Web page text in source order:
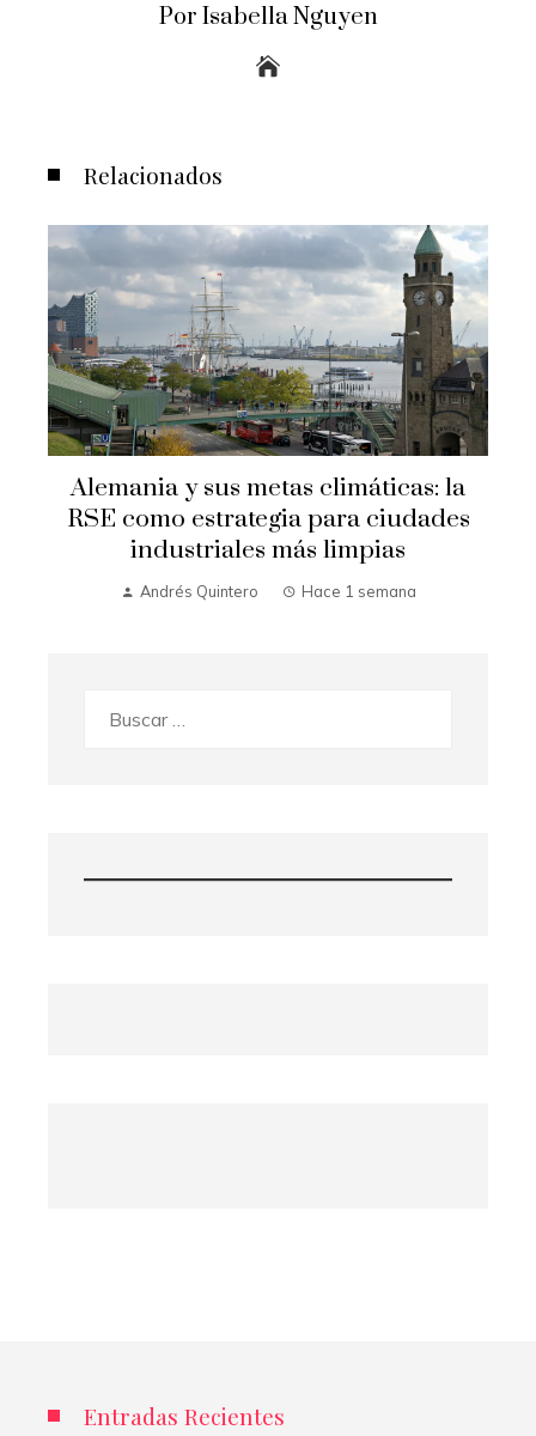
Por Isabella Nguyen
Relacionados
Alemania y sus metas climáticas: la
RSE como estrategia para ciudades
industriales más limpias
Andrés Quintero Hace 1 semana
Entradas Recientes